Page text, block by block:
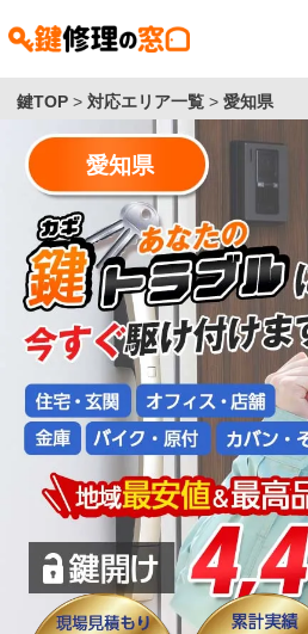
鍵TOP >対応エリア一覧 >愛知県
愛知県